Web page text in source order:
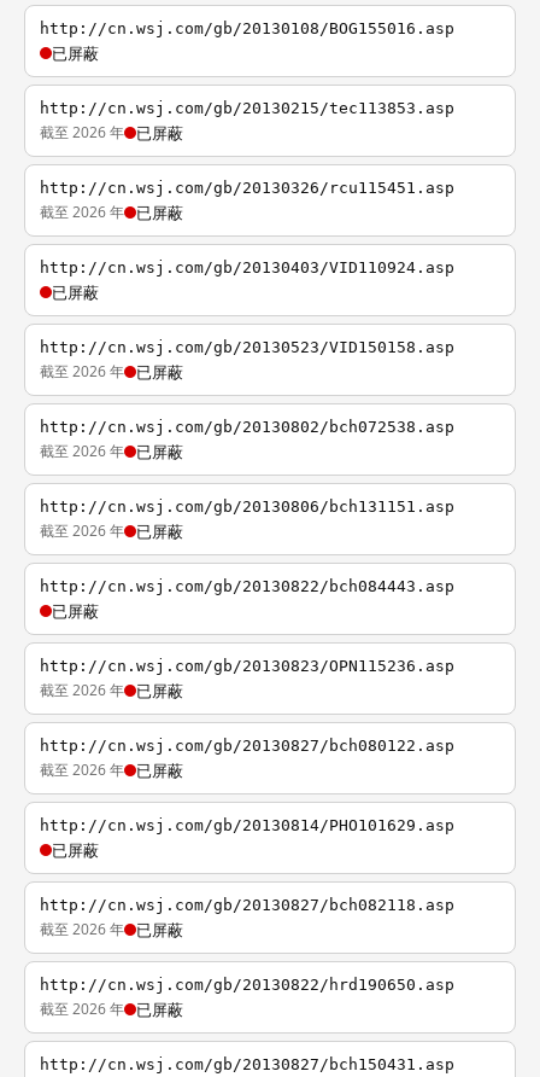
http://cn.wsj.com/gb/20130108/BOG155016.asp
已屏蔽
http://cn.wsj.com/gb/20130215/tec113853.asp
截至 2026 年 已屏蔽
http://cn.wsj.com/gb/20130326/rcu115451.asp
截至 2026 年 已屏蔽
http://cn.wsj.com/gb/20130403/VID110924.asp
已屏蔽
http://cn.wsj.com/gb/20130523/VID150158.asp
截至 2026 年 已屏蔽
http://cn.wsj.com/gb/20130802/bch072538.asp
截至 2026 年 已屏蔽
http://cn.wsj.com/gb/20130806/bch131151.asp
截至 2026 年 已屏蔽
http://cn.wsj.com/gb/20130822/bch084443.asp
已屏蔽
http://cn.wsj.com/gb/20130823/OPN115236.asp
截至 2026 年 已屏蔽
http://cn.wsj.com/gb/20130827/bch080122.asp
截至 2026 年 已屏蔽
http://cn.wsj.com/gb/20130814/PHO101629.asp
已屏蔽
http://cn.wsj.com/gb/20130827/bch082118.asp
截至 2026 年 已屏蔽
http://cn.wsj.com/gb/20130822/hrd190650.asp
截至 2026 年 已屏蔽
http://cn.wsj.com/gb/20130827/bch150431.asp